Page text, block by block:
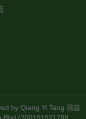
by Qiang Yi Tang 强益